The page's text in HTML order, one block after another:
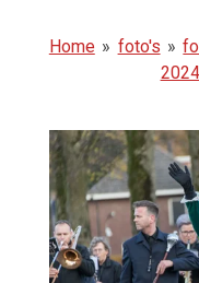
Home » foto's »
2024